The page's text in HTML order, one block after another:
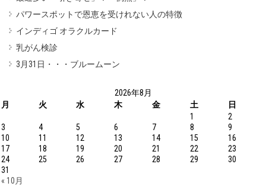
パワースポットで恩恵を受けれない人の特徴
インディゴ オラクルカード
乳がん検診
3月31日・・・ブルームーン
2026年8月
月
火 水 木 金 土 日
« 10月
1
2
3
4 5 6 7 8
9
10
11 12 13 14 15
16
17
18 19 20 21 22
23
24
25 26 27 28 29
30
31